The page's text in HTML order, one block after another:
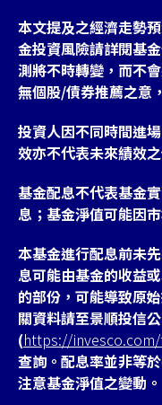
本文提及之經濟走勢
金投資風險請詳閱基
測將不時轉變，而不
無個股/債券推薦之意
投資人因不同時間進
效亦不代表未來績效
基金配息不代表基金
息；基金淨值可能因
本基金進行配息前未
息可能由基金的收益
的部份，可能導致原
關資料請至景順投信
(https://
查詢。配息率並非等
注意基金淨值之變動。